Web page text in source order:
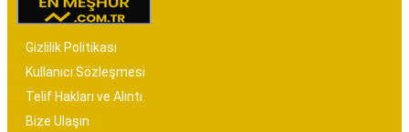
Gizlilik Politikası
Kullanıcı Sözleşmesi
Telif Hakları ve Alıntı
Bize Ulaşın